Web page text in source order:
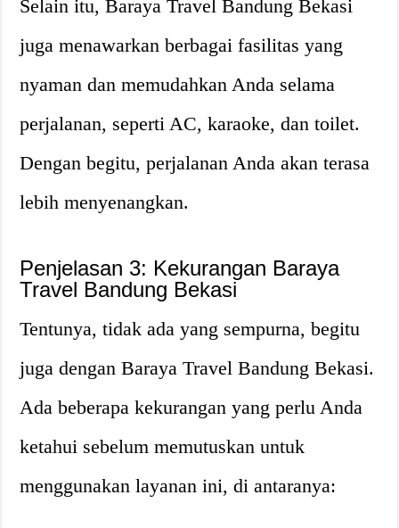
Selain itu, Baraya Travel Bandung Bekasi
juga menawarkan berbagai fasilitas yang
nyaman dan memudahkan Anda selama
perjalanan, seperti AC, karaoke, dan toilet.
Dengan begitu, perjalanan Anda akan terasa
lebih menyenangkan.
Penjelasan 3: Kekurangan Baraya
Travel Bandung Bekasi
Tentunya, tidak ada yang sempurna, begitu
juga dengan Baraya Travel Bandung Bekasi.
Ada beberapa kekurangan yang perlu Anda
ketahui sebelum memutuskan untuk
menggunakan layanan ini, di antaranya: